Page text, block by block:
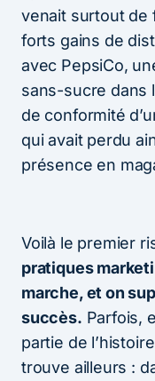
venait surtout de
forts gains de
avec PepsiCo,
sans-sucre dans
de conformité
qui avait perdu
présence en
Voilà le premier
pratiques
marche, et on
succès. Parfois,
partie de
trouve ailleurs :